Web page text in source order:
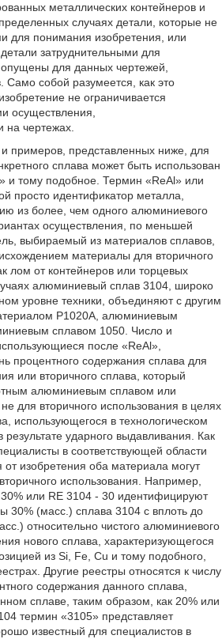
металлических контейнеров и
случаях детали, которые не
для понимания изобретения, или
затруднительными для
опущены для данных чертежей,
собой разумеется, как это
не ограничивается
осуществления,
на чертежах.
примеров, представленных ниже, для
сплава может быть использован
и тому подобное. Термин «ReAl» или
просто идентификатор металла,
из более, чем одного алюминиевого
осуществления, по меньшей
выбираемый из материалов сплавов,
материалы для вторичного
лом от контейнеров или торцевых
алюминиевый сплав 3104, широко
уровне техники, объединяют с другим
Р1020А, алюминиевым
сплавом 1050. Число и
после «ReAl»,
процентного содержания сплава для
или вторичного сплава, который
алюминиевым сплавом или
для вторичного использования в целях
использующегося в технологическом
ударного выдавливания. Как
в соответствующей области
от изобретения оба материала могут
использования. Например,
или RE 3104 - 30 идентифицируют
30% (масс.) сплава 3104 с вплоть до
относительно чистого алюминиевого
нового сплава, характеризующегося
из Si, Fe, Cu и тому подобного,
Другие реестры относятся к числу
содержания данного сплава,
сплаве, таким образом, как 20% или
термин «3105» представляет
известный для специалистов в